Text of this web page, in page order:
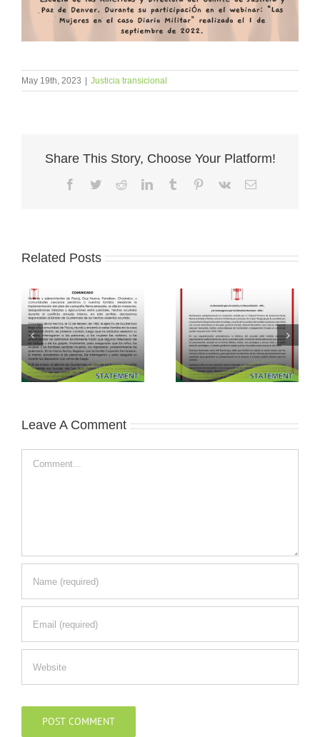
May 19th, 2023 Justicia transicional
Share This Story, Choose Your Platform!
Facebook
TwitterRedditLinkedInTumblr Pinterest
Vk Email
Related Posts
Leave A Comment